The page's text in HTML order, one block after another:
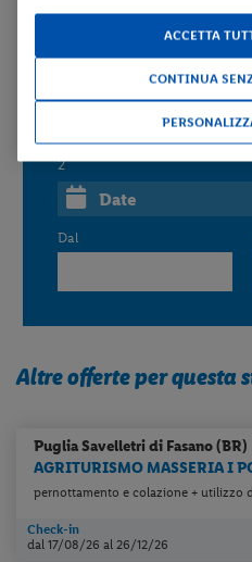
Inserisci i dati
preventivo aggiornato.
Numero totale dei
Totale viaggiatori, anche se
2
Date
Dal
Altre offerte per questa
PugliaSavelletri di Fasano (BR)
AGRITURISMO MASSERIA I
pernottamento e colazione + utilizzo
Check-in
dal 17/08/26al 26/12/26
ACCETTA
CONTINUA